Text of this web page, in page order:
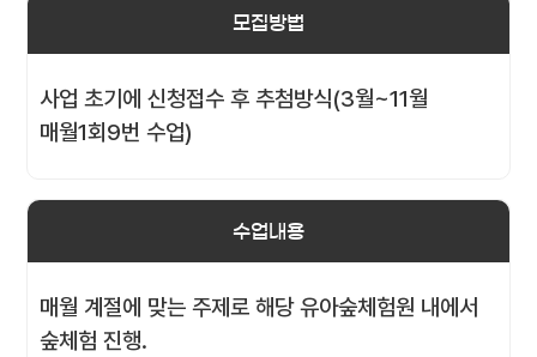
모집방법
사업 초기에 신청접수 후 추첨방식(3월~11월
매월1회9번 수업)
수업내용
매월 계절에 맞는 주제로 해당 유아숲체험원 내에서
숲체험 진행.